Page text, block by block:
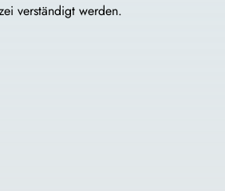
verständigt werden.